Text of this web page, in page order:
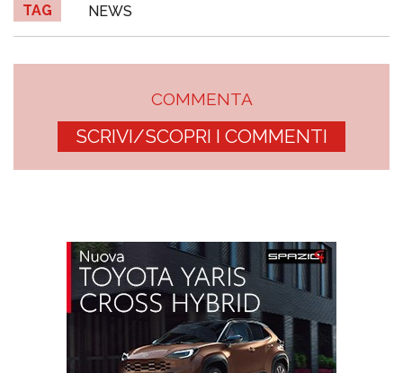
TAG NEWS
COMMENTA
SCRIVI/SCOPRI I COMMENTI